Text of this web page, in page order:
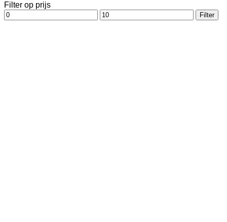
Filter op prijs
Min.
prijs
Max.
prijs
Filter